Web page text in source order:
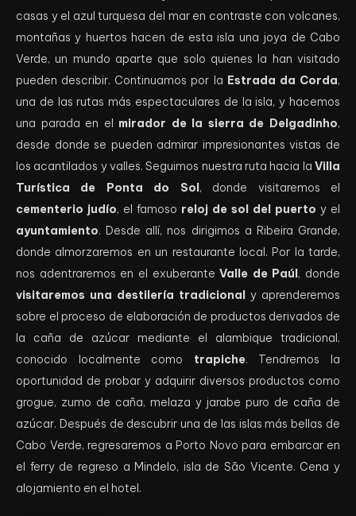
casas y el azul turquesa del mar en contraste con volcanes,
montañas y huertos hacen de esta isla una joya de Cabo
Verde, un mundo aparte que solo quienes la han visitado
pueden describir. Continuamos por la Estrada da Corda,
una de las rutas más espectaculares de la isla, y hacemos
una parada en el mirador de la sierra de Delgadinho,
desde donde se pueden admirar impresionantes vistas de
los acantilados y valles. Seguimos nuestra ruta hacia la Villa
Turística de Ponta do Sol, donde visitaremos el
cementerio judío, el famoso reloj de sol del puerto y el
ayuntamiento. Desde allí, nos dirigimos a Ribeira Grande,
donde almorzaremos en un restaurante local. Por la tarde,
nos adentraremos en el exuberanteValle de Paúl, donde
visitaremos una destilería tradicional y aprenderemos
sobre el proceso de elaboración de productos derivados de
la caña de azúcar mediante el alambique tradicional,
conocido localmente como trapiche. Tendremos la
oportunidad de probar y adquirir diversos productos como
grogue, zumo de caña, melaza y jarabe puro de caña de
azúcar. Después de descubrir una de las islas más bellas de
Cabo Verde, regresaremos a Porto Novo para embarcar en
el ferry de regreso a Mindelo, isla de São Vicente. Cena y
alojamiento en el hotel.